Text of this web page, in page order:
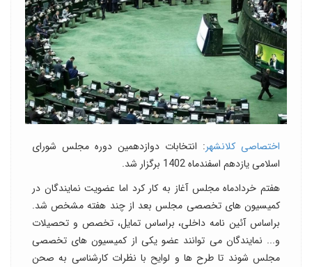
اختصاصی کلانشهر: انتخابات دوازدهمین دوره مجلس شورای
اسلامی یازدهم اسفندماه 1402 برگزار شد.
هفتم خردادماه مجلس آغاز به کار کرد اما عضویت نمایندگان در
کمیسیون های تخصصی مجلس بعد از چند هفته مشخص شد.
براساس آئین نامه داخلی، براساس تمایل، تخصص و تحصیلات
و... نمایندگان می توانند عضو یکی از کمیسیون های تخصصی
مجلس شوند تا طرح ها و لوایح با نظرات کارشناسی به صحن